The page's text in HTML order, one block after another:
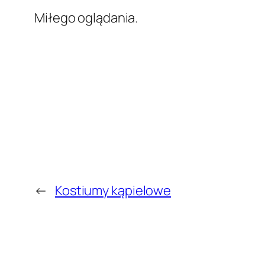
Miłego oglądania.
← Kostiumy kąpielowe